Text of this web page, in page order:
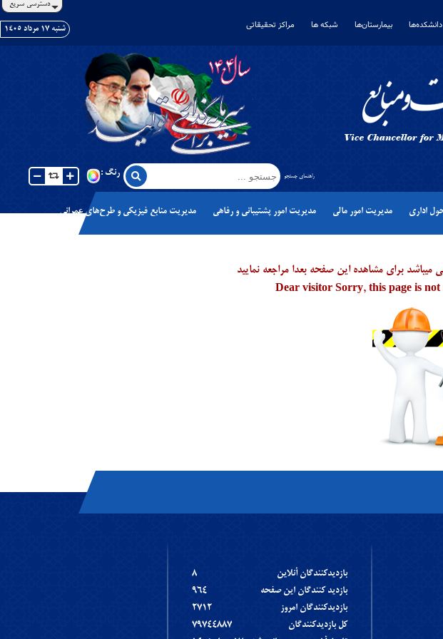
دسترسی سریع
دانشکده‌ها بیمارستان‌ها شبکه ها مراکز تحقیقاتی شنبه ١٧ مرداد ١٤٠٥
راهنمای جستجو رنگ :
اداری مدیریت امور مالی مدیریت امور پشتیبانی و رفاهی مدیریت منابع فیزیکی و طرح‌های عمرانی
برای مشاهده این صفحه بعدا مراجعه نمایید
Dear visitor Sorry, this page is
بازديدکنندگان آنلاين
8
بازديد کنندگان اين صفحه
964
بازديدکنندگان امروز
2712
کل بازديدکنندگان
79744887